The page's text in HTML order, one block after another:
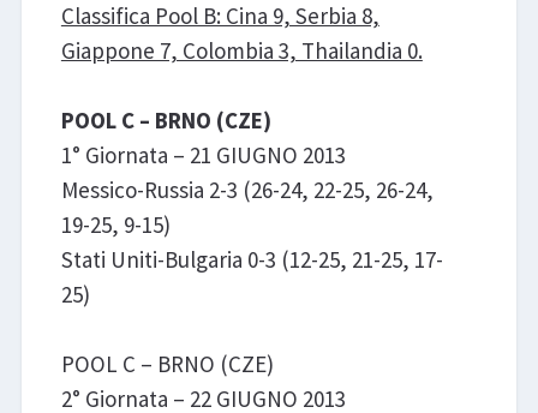
Classifica Pool B: Cina 9, Serbia 8,
Giappone 7, Colombia 3, Thailandia 0.
POOL C – BRNO (CZE)
1° Giornata – 21 GIUGNO 2013
Messico-Russia 2-3 (26-24, 22-25, 26-24,
19-25, 9-15)
Stati Uniti-Bulgaria 0-3 (12-25, 21-25, 17-
25)
POOL C – BRNO (CZE)
2° Giornata – 22 GIUGNO 2013